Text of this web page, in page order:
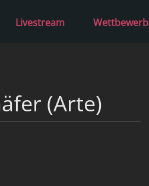
Livestream Wettbewerb
(Arte)